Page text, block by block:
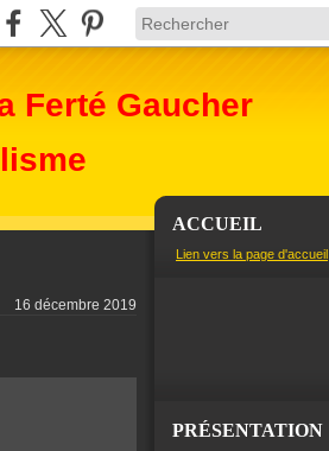
Ferté Gaucher
16 décembre 2019
ACCUEIL
Lien vers la page d'accueil
PRÉSENTATION